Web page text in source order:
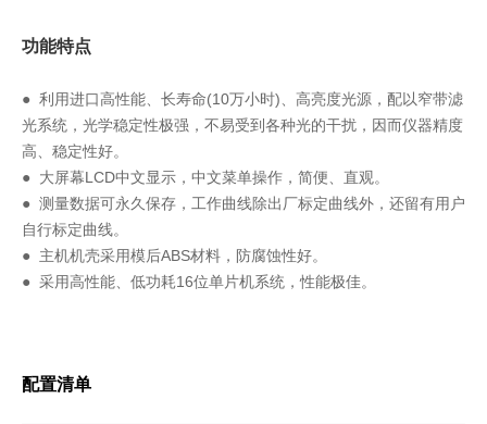
功能特点
● 利用进口高性能、长寿命(10万小时)、高亮度光源，配以窄带滤
光系统，光学稳定性极强，不易受到各种光的干扰，因而仪器精度
高、稳定性好。
● 大屏幕LCD中文显示，中文菜单操作，简便、直观。
● 测量数据可永久保存，工作曲线除出厂标定曲线外，还留有用户
自行标定曲线。
● 主机机壳采用模后ABS材料，防腐蚀性好。
● 采用高性能、低功耗16位单片机系统，性能极佳。
配置清单